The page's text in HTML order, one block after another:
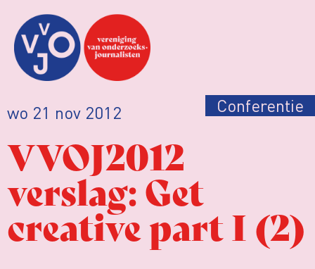
wo 21 nov 2012 Conferentie
VVOJ2012
verslag: Get
creative part I (2)